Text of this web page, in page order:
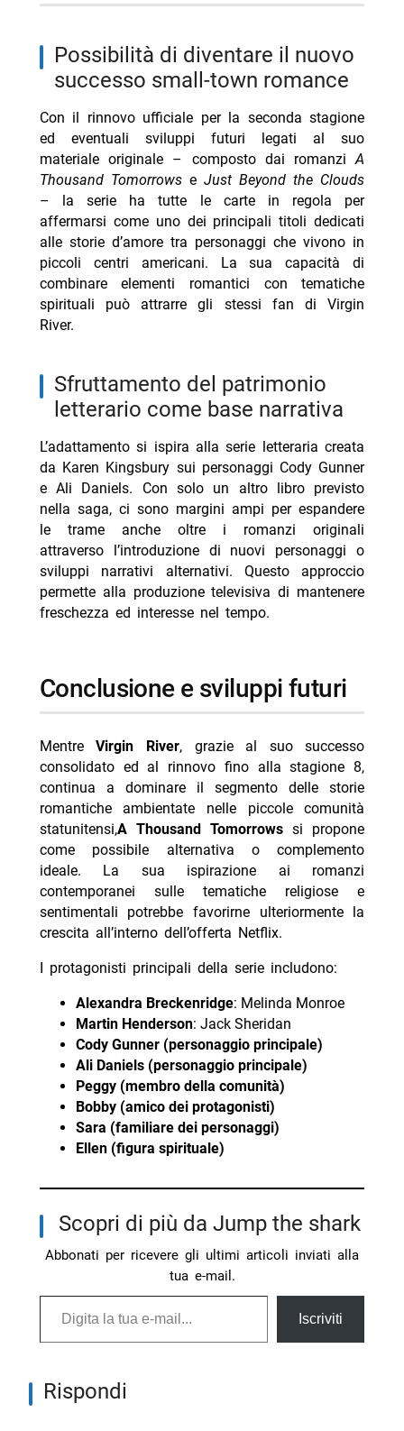
possibilità di diventare il nuovo
successo small-town romance
Con il rinnovo ufficiale per la seconda stagione
ed eventuali sviluppi futuri legati al suo
materiale originale – composto dai romanziA
Thousand TomorrowseJust Beyond the Clouds
– la serie ha tutte le carte in regola per
affermarsi come uno dei principali titoli dedicati
alle storie d’amore tra personaggi che vivono in
piccoli centri americani. La sua capacità di
combinare elementi romantici con tematiche
spirituali può attrarre gli stessi fan di Virgin
River.
sfruttamento del patrimonio
letterario come base narrativa
L’adattamento si ispira alla serie letteraria creata
da Karen Kingsbury sui personaggi Cody Gunner
e Ali Daniels. Con solo un altro libro previsto
nella saga, ci sono margini ampi per espandere
le trame anche oltre i romanzi originali
attraverso l’introduzione di nuovi personaggi o
sviluppi narrativi alternativi. Questo approccio
permette alla produzione televisiva di mantenere
freschezza ed interesse nel tempo.
conclusione e sviluppi futuri
MentreVirgin River, grazie al suo successo
consolidato ed al rinnovo fino alla stagione 8,
continua a dominare il segmento delle storie
romantiche ambientate nelle piccole comunità
statunitensi,A Thousand Tomorrowssi propone
come possibile alternativa o complemento
ideale. La sua ispirazione ai romanzi
contemporanei sulle tematiche religiose e
sentimentali potrebbe favorirne ulteriormente la
crescita all’interno dell’offerta Netflix.
I protagonisti principali della serie includono:
Alexandra Breckenridge: Melinda Monroe
Martin Henderson: Jack Sheridan
Cody Gunner (personaggio principale)
Ali Daniels (personaggio principale)
Peggy (membro della comunità)
Bobby (amico dei protagonisti)
Sara (familiare dei personaggi)
Ellen (figura spirituale)
Scopri di più da Jump the shark
Abbonati per ricevere gli ultimi articoli inviati alla
tua e-mail.
Digita la tua e-mail...
Iscriviti
Rispondi